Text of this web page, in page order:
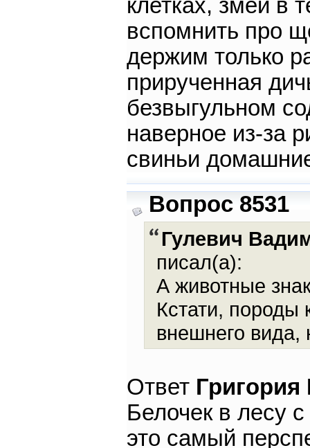
клетках, змей в
вспомнить про
держим только
прирученная
безвыгульном
наверное из-за
свиньи
Вопрос 8531
Гулевич
писал(а):
А животные
Кстати,
внешнего вида,
Ответ
Белочек в лесу
это самый